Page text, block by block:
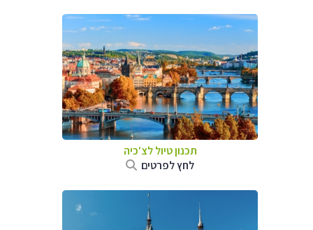
תכנון טיול לצ'כיה
לחץ לפרטים